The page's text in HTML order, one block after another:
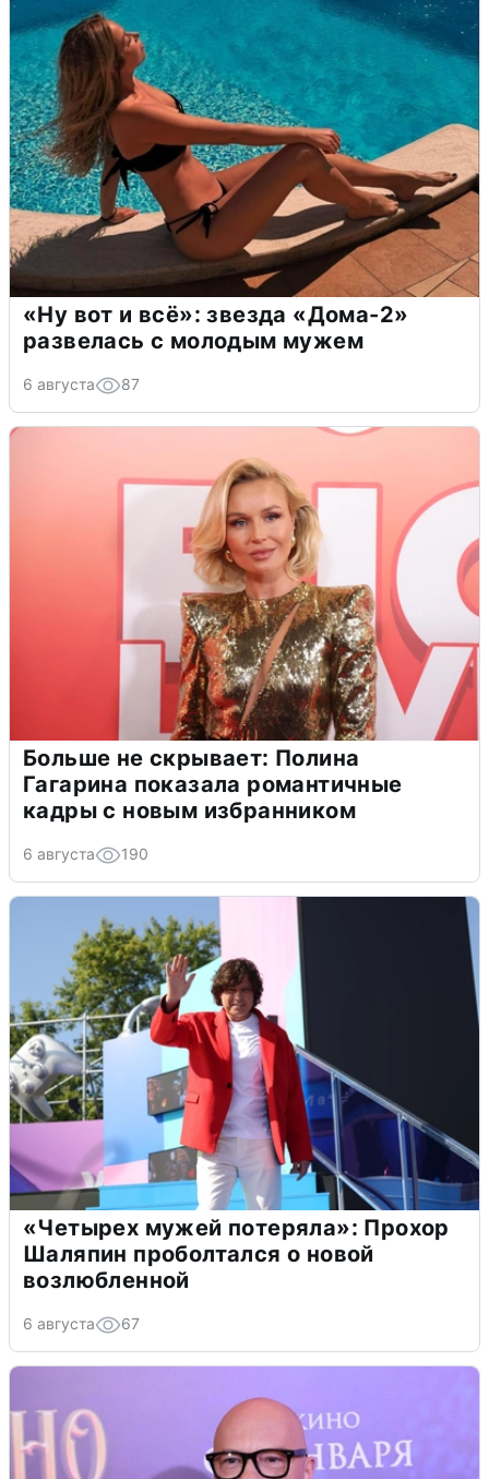
«Ну вот и всё»: звезда «Дома-2»
развелась с молодым мужем
6 августа 87
Больше не скрывает: Полина
Гагарина показала романтичные
кадры с новым избранником
6 августа 190
«Четырех мужей потеряла»: Прохор
Шаляпин проболтался о новой
возлюбленной
6 августа 67